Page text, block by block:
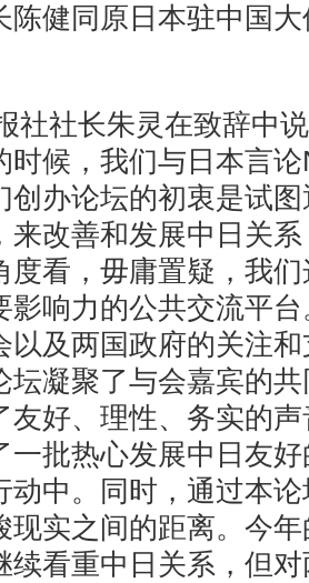
陈健同原日本驻中国
社长朱灵在致辞中说
时候，我们与日本言
创办论坛的初衷是试
来改善和发展中日关
度看，毋庸置疑，我
影响力的公共交流平
以及两国政府的关注
坛凝聚了与会嘉宾的
友好、理性、务实的
一批热心发展中日友
动中。同时，通过本
现实之间的距离。今
续看重中日关系，但